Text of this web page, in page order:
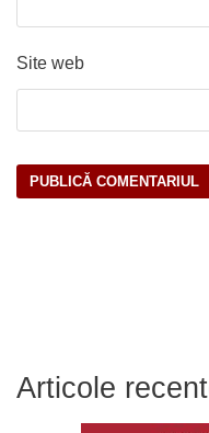
Site web
Articole